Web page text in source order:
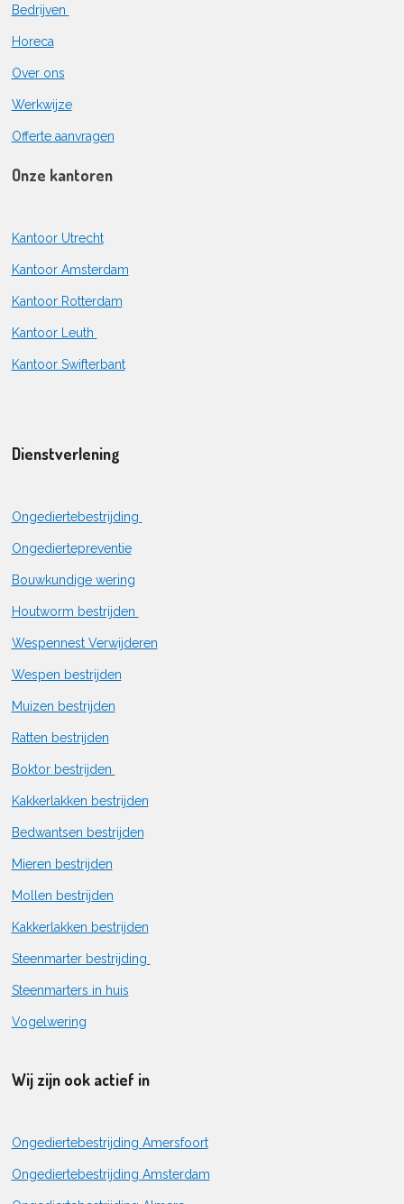
Bedrijven
Horeca
Over ons
Werkwijze
Offerte aanvragen
Onze kantoren
Kantoor Utrecht
Kantoor Amsterdam
Kantoor Rotterdam
Kantoor Leuth
Kantoor Swifterbant
Dienstverlening
Ongediertebestrijding
Ongediertepreventie
Bouwkundige wering
Houtworm bestrijden
Wespennest Verwijderen
Wespen bestrijden
Muizen bestrijden
Ratten bestrijden
Boktor bestrijden
Kakkerlakken bestrijden
Bedwantsen bestrijden
Mieren bestrijden
Mollen bestrijden
Kakkerlakken bestrijden
Steenmarter bestrijding
Steenmarters in huis
Vogelwering
Wij zijn ook actief in
Ongediertebestrijding Amersfoort
Ongediertebestrijding Amsterdam